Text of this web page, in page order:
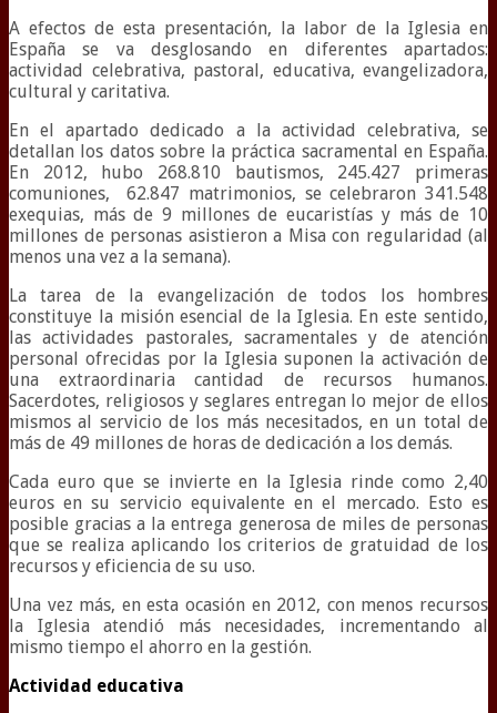
A efectos de esta presentación, la labor de la Iglesia en
España se va desglosando en diferentes apartados:
actividad celebrativa, pastoral, educativa, evangelizadora,
cultural y caritativa.
En el apartado dedicado a la actividad celebrativa, se
detallan los datos sobre la práctica sacramental en España.
En 2012, hubo 268.810 bautismos, 245.427 primeras
comuniones, 62.847 matrimonios, se celebraron 341.548
exequias, más de 9 millones de eucaristías y más de 10
millones de personas asistieron a Misa con regularidad (al
menos una vez a la semana).
La tarea de la evangelización de todos los hombres
constituye la misión esencial de la Iglesia. En este sentido,
las actividades pastorales, sacramentales y de atención
personal ofrecidas por la Iglesia suponen la activación de
una extraordinaria cantidad de recursos humanos.
Sacerdotes, religiosos y seglares entregan lo mejor de ellos
mismos al servicio de los más necesitados, en un total de
más de 49 millones de horas de dedicación a los demás.
Cada euro que se invierte en la Iglesia rinde como 2,40
euros en su servicio equivalente en el mercado. Esto es
posible gracias a la entrega generosa de miles de personas
que se realiza aplicando los criterios de gratuidad de los
recursos y eficiencia de su uso.
Una vez más, en esta ocasión en 2012, con menos recursos
la Iglesia atendió más necesidades, incrementando al
mismo tiempo el ahorro en la gestión.
Actividad educativa